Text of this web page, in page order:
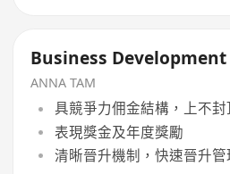
Business
ANNA TAM
具競爭力佣金結構，上不封
表現獎金及年度獎勵
清晰晉升機制，快速晉升管